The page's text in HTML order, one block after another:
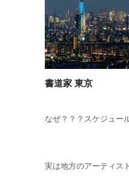
書道家 東京
なぜ？？？スケジュー
実は地方のアーティス